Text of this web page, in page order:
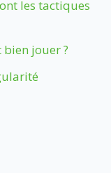
les tactiques
jouer ?